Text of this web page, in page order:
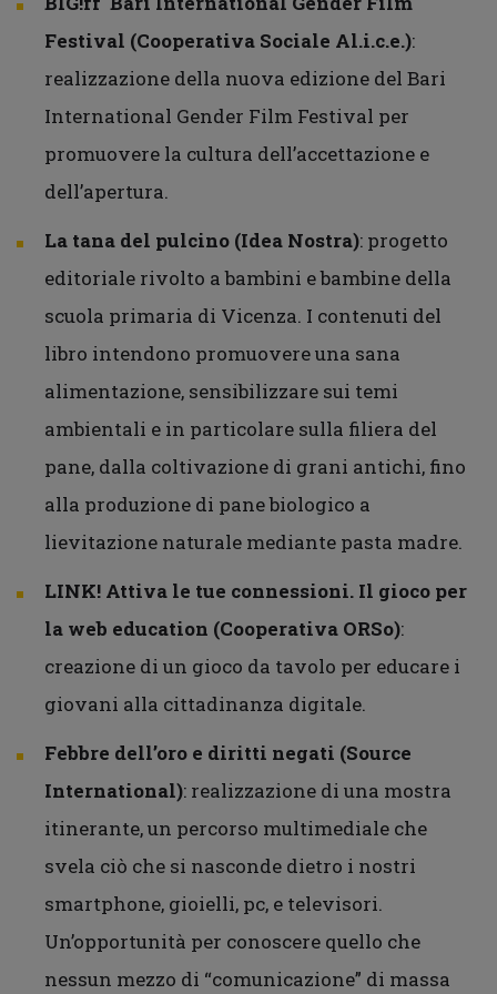
Festival (Cooperativa Sociale Al.i.c.e.):
realizzazione della nuova edizione del Bari
International Gender Film Festival per
promuovere la cultura dell’accettazione e
dell’apertura.
La tana del pulcino (Idea Nostra): progetto
editoriale rivolto a bambini e bambine della
scuola primaria di Vicenza. I contenuti del
libro intendono promuovere una sana
alimentazione, sensibilizzare sui temi
ambientali e in particolare sulla filiera del
pane, dalla coltivazione di grani antichi, fino
alla produzione di pane biologico a
lievitazione naturale mediante pasta madre.
LINK! Attiva le tue connessioni. Il gioco per
la web education (Cooperativa ORSo):
creazione di un gioco da tavolo per educare i
giovani alla cittadinanza digitale.
Febbre dell’oro e diritti negati (Source
International): realizzazione di una mostra
itinerante, un percorso multimediale che
svela ciò che si nasconde dietro i nostri
smartphone, gioielli, pc, e televisori.
Un’opportunità per conoscere quello che
nessun mezzo di “comunicazione” di massa